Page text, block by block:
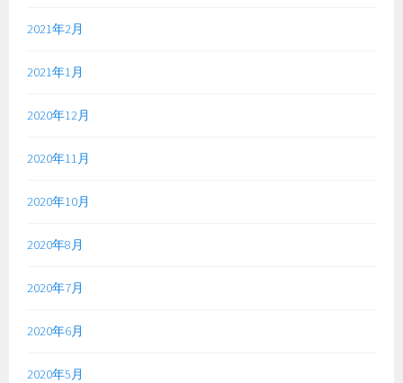
2021年2月
2021年1月
2020年12月
2020年11月
2020年10月
2020年8月
2020年7月
2020年6月
2020年5月